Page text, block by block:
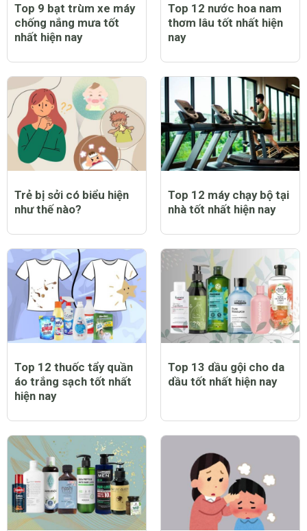
Top 9 bạt trùm xe máy
chống nắng mưa tốt
nhất hiện nay
Top 12 nước hoa nam
thơm lâu tốt nhất hiện
nay
Trẻ bị sởi có biểu hiện
như thế nào?
Top 12 máy chạy bộ tại
nhà tốt nhất hiện nay
Top 12 thuốc tẩy quần
áo trắng sạch tốt nhất
hiện nay
Top 13 dầu gội cho da
dầu tốt nhất hiện nay